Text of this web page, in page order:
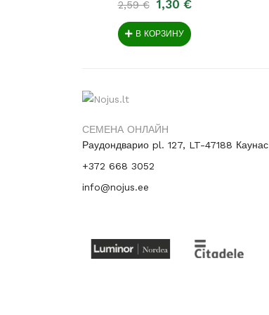
2,59 € 1,30 €
В КОРЗИНУ
СЕМЕНА ОНЛАЙН
Раудондварио pl. 127, LT-47188 Каунас
+372 668 3052
info@nojus.ee